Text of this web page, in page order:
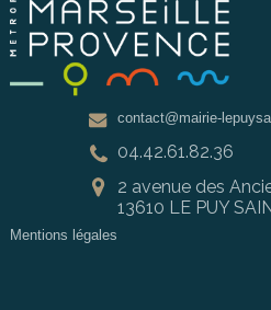
contact@mairie-
04.42.61.82.36
2 avenue des
13610 LE PUY
Mentions légales